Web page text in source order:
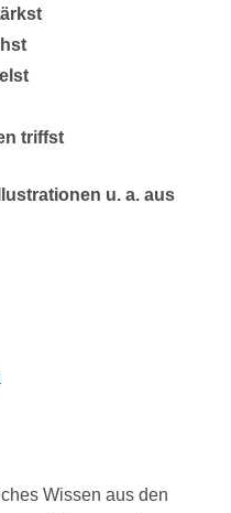
triffst
u. a. aus
Wissen aus den